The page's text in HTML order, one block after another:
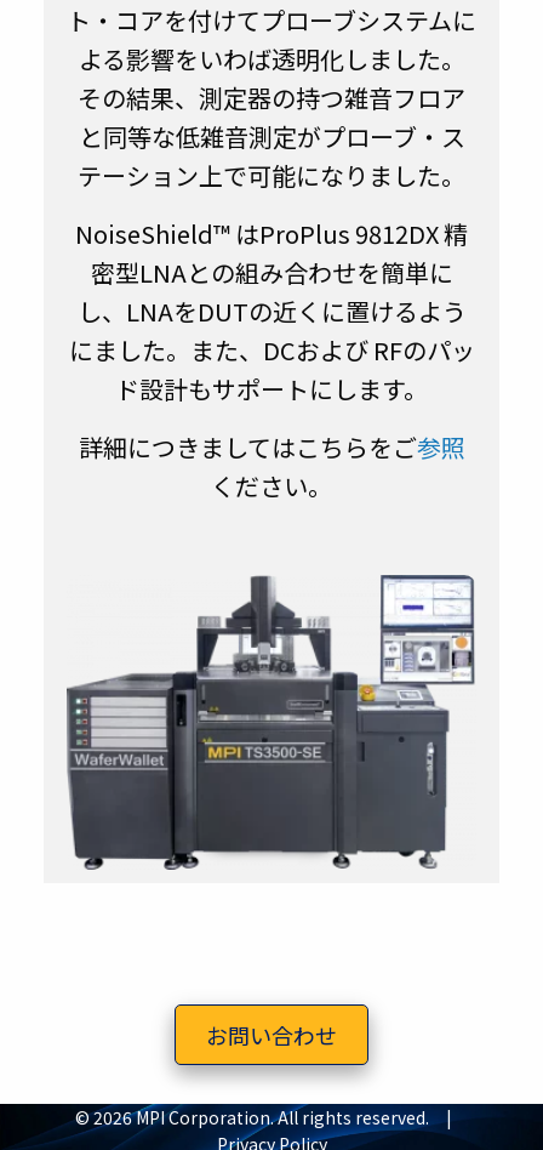
ト・コアを付けてプローブシステムに
よる影響をいわば透明化しました。
その結果、測定器の持つ雑音フロア
と同等な低雑音測定がプローブ・ス
テーション上で可能になりました。
NoiseShield™ はProPlus 9812DX 精
密型LNAとの組み合わせを簡単に
し、LNAをDUTの近くに置けるよう
にました。また、DCおよび RFのパッ
ド設計もサポートにします。
詳細につきましてはこちらをご参照
ください。
お問い合わせ
© 2026 MPI Corporation. All rights reserved. |
Privacy Policy